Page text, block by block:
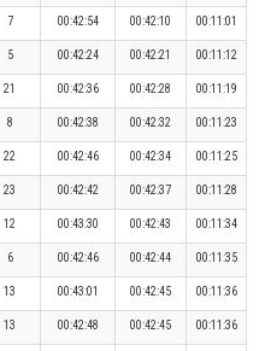
7 00:42:54 00:42:10 00:11:01
5 00:42:24 00:42:21 00:11:12
21 00:42:36 00:42:28 00:11:19
8 00:42:38 00:42:32 00:11:23
22 00:42:46 00:42:34 00:11:25
23 00:42:42 00:42:37 00:11:28
12 00:43:30 00:42:43 00:11:34
6 00:42:46 00:42:44 00:11:35
13 00:43:01 00:42:45 00:11:36
13 00:42:48 00:42:45 00:11:36